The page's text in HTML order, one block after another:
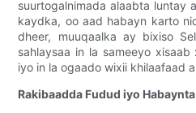
suurtogalnimada alaabta luntay
kaydka, oo aad habayn karto
dheer, muuqaalka ay bixiso
sahlaysaa in la sameeyo
iyo in la ogaado wixii khilaafaad
Rakibaadda Fudud iyo Habaynta